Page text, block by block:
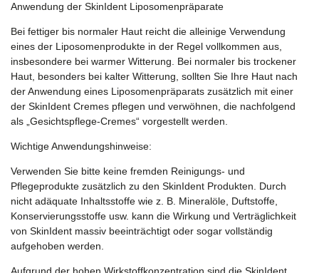
Anwendung der SkinIdent Liposomenpräparate
Bei fettiger bis normaler Haut reicht die alleinige Verwendung
eines der Liposomenprodukte in der Regel vollkommen aus,
insbesondere bei warmer Witterung. Bei normaler bis trockener
Haut, besonders bei kalter Witterung, sollten Sie Ihre Haut nach
der Anwendung eines Liposomenpräparats zusätzlich mit einer
der SkinIdent Cremes pflegen und verwöhnen, die nachfolgend
als „Gesichtspflege-Cremes“ vorgestellt werden.
Wichtige Anwendungshinweise:
Verwenden Sie bitte keine fremden Reinigungs- und
Pflegeprodukte zusätzlich zu den SkinIdent Produkten. Durch
nicht adäquate Inhaltsstoffe wie z. B. Mineralöle, Duftstoffe,
Konservierungsstoffe usw. kann die Wirkung und Verträglichkeit
von SkinIdent massiv beeinträchtigt oder sogar vollständig
aufgehoben werden.